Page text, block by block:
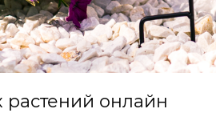
онлайн